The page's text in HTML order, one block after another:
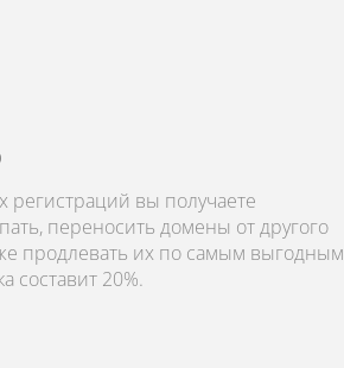
вы получаете
переносить домены от другого
продлевать их по самым выгодным
составит 20%.